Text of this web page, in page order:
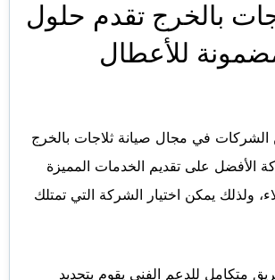
بالخرج تقدم حلول
للأعطال
الشركات في مجال صيانة ثلاجات بالخرج
الأفضل على تقديم الخدمات المميزة
ولذلك يمكن اختيار الشركة التي تمتلك
متكامل للدعم الفني يقوم بتحديد